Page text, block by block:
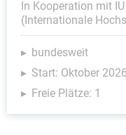
In Kooperation mit
(Internationale
bundesweit
Start: Oktober 2026
Freie Plätze: 1